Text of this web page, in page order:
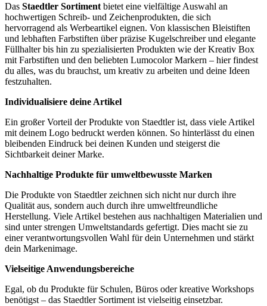
Das Staedtler Sortiment bietet eine vielfältige Auswahl an
hochwertigen Schreib- und Zeichenprodukten, die sich
hervorragend als Werbeartikel eignen. Von klassischen Bleistiften
und lebhaften Farbstiften über präzise Kugelschreiber und elegante
Füllhalter bis hin zu spezialisierten Produkten wie der Kreativ Box
mit Farbstiften und den beliebten Lumocolor Markern – hier findest
du alles, was du brauchst, um kreativ zu arbeiten und deine Ideen
festzuhalten.
Individualisiere deine Artikel
Ein großer Vorteil der Produkte von Staedtler ist, dass viele Artikel
mit deinem Logo bedruckt werden können. So hinterlässt du einen
bleibenden Eindruck bei deinen Kunden und steigerst die
Sichtbarkeit deiner Marke.
Nachhaltige Produkte für umweltbewusste Marken
Die Produkte von Staedtler zeichnen sich nicht nur durch ihre
Qualität aus, sondern auch durch ihre umweltfreundliche
Herstellung. Viele Artikel bestehen aus nachhaltigen Materialien und
sind unter strengen Umweltstandards gefertigt. Dies macht sie zu
einer verantwortungsvollen Wahl für dein Unternehmen und stärkt
dein Markenimage.
Vielseitige Anwendungsbereiche
Egal, ob du Produkte für Schulen, Büros oder kreative Workshops
benötigst – das Staedtler Sortiment ist vielseitig einsetzbar.